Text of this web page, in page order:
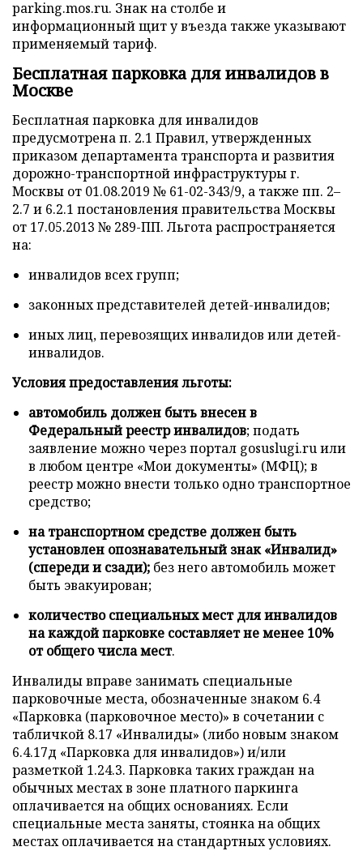
parking.mos.ru. Знак на столбе и
информационный щит у въезда также указывают
применяемый тариф.
Бесплатная парковка для инвалидов в
Москве
Бесплатная парковка для инвалидов
предусмотрена п. 2.1 Правил, утвержденных
приказом департамента транспорта и развития
дорожно-транспортной инфраструктуры г.
Москвы от 01.08.2019 № 61-02-343/9, а также пп. 2–
2.7 и 6.2.1 постановления правительства Москвы
от 17.05.2013 № 289-ПП. Льгота распространяется
на:
инвалидов всех групп;
законных представителей детей-инвалидов;
иных лиц, перевозящих инвалидов или детей-
инвалидов.
Условия предоставления льготы:
автомобиль должен быть внесен в
Федеральный реестр инвалидов; подать
заявление можно через портал gosuslugi.ru или
в любом центре «Мои документы» (МФЦ); в
реестр можно внести только одно транспортное
средство;
на транспортном средстве должен быть
установлен опознавательный знак «Инвалид»
(спереди и сзади); без него автомобиль может
быть эвакуирован;
количество специальных мест для инвалидов
на каждой парковке составляет не менее 10%
от общего числа мест.
Инвалиды вправе занимать специальные
парковочные места, обозначенные знаком 6.4
«Парковка (парковочное место)» в сочетании с
табличкой 8.17 «Инвалиды» (либо новым знаком
6.4.17д «Парковка для инвалидов») и/или
разметкой 1.24.3. Парковка таких граждан на
обычных местах в зоне платного паркинга
оплачивается на общих основаниях. Если
специальные места заняты, стоянка на общих
местах оплачивается на стандартных условиях.